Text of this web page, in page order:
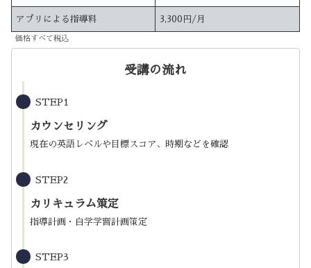
アプリによる指導料 3,300円/月
価格すべて税込
受講の流れ
STEP1
カウンセリング
現在の英語レベルや目標スコア、時期などを確認
STEP2
カリキュラム策定
指導計画・自学学習計画策定
STEP3